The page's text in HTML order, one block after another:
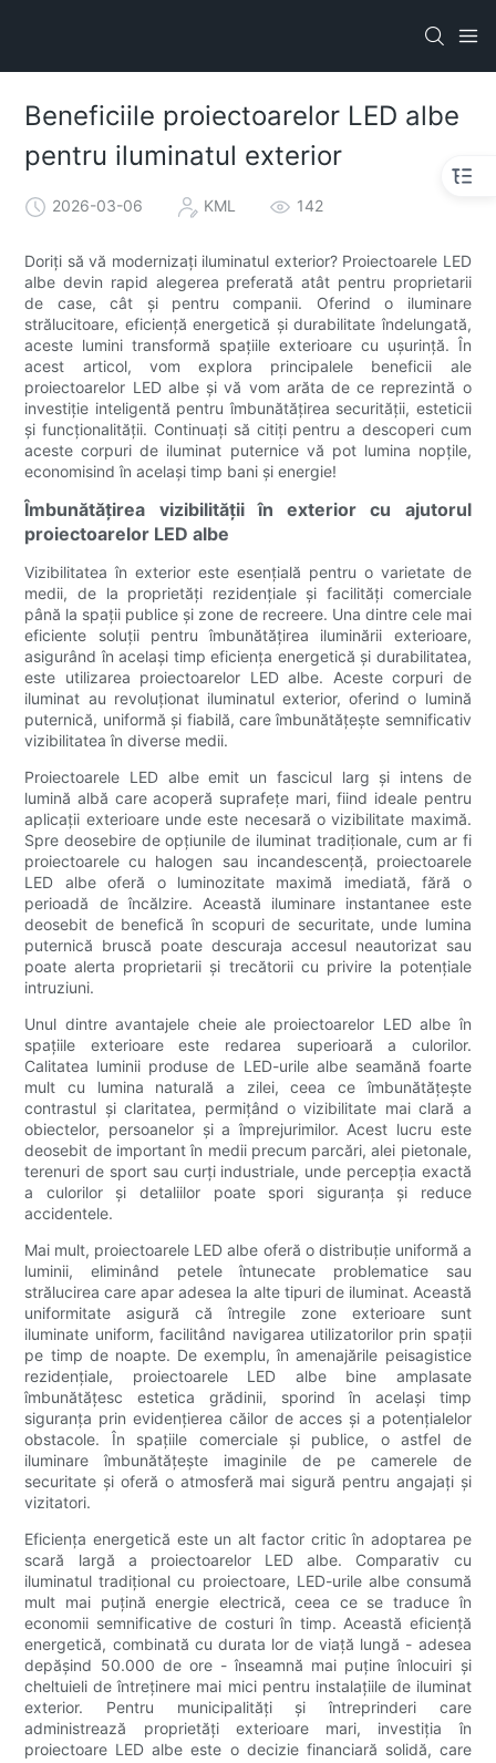
Beneficiile proiectoarelor LED albe
pentru iluminatul exterior
2026-03-06 KML 142
Doriți să vă modernizați iluminatul exterior? Proiectoarele LED
albe devin rapid alegerea preferată atât pentru proprietarii
de case, cât și pentru companii. Oferind o iluminare
strălucitoare, eficiență energetică și durabilitate îndelungată,
aceste lumini transformă spațiile exterioare cu ușurință. În
acest articol, vom explora principalele beneficii ale
proiectoarelor LED albe și vă vom arăta de ce reprezintă o
investiție inteligentă pentru îmbunătățirea securității, esteticii
și funcționalității. Continuați să citiți pentru a descoperi cum
aceste corpuri de iluminat puternice vă pot lumina nopțile,
economisind în același timp bani și energie!
Îmbunătățirea vizibilității în exterior cu ajutorul
proiectoarelor LED albe
Vizibilitatea în exterior este esențială pentru o varietate de
medii, de la proprietăți rezidențiale și facilități comerciale
până la spații publice și zone de recreere. Una dintre cele mai
eficiente soluții pentru îmbunătățirea iluminării exterioare,
asigurând în același timp eficiența energetică și durabilitatea,
este utilizarea proiectoarelor LED albe. Aceste corpuri de
iluminat au revoluționat iluminatul exterior, oferind o lumină
puternică, uniformă și fiabilă, care îmbunătățește semnificativ
vizibilitatea în diverse medii.
Proiectoarele LED albe emit un fascicul larg și intens de
lumină albă care acoperă suprafețe mari, fiind ideale pentru
aplicații exterioare unde este necesară o vizibilitate maximă.
Spre deosebire de opțiunile de iluminat tradiționale, cum ar fi
proiectoarele cu halogen sau incandescență, proiectoarele
LED albe oferă o luminozitate maximă imediată, fără o
perioadă de încălzire. Această iluminare instantanee este
deosebit de benefică în scopuri de securitate, unde lumina
puternică bruscă poate descuraja accesul neautorizat sau
poate alerta proprietarii și trecătorii cu privire la potențiale
intruziuni.
Unul dintre avantajele cheie ale proiectoarelor LED albe în
spațiile exterioare este redarea superioară a culorilor.
Calitatea luminii produse de LED-urile albe seamănă foarte
mult cu lumina naturală a zilei, ceea ce îmbunătățește
contrastul și claritatea, permițând o vizibilitate mai clară a
obiectelor, persoanelor și a împrejurimilor. Acest lucru este
deosebit de important în medii precum parcări, alei pietonale,
terenuri de sport sau curți industriale, unde percepția exactă
a culorilor și detaliilor poate spori siguranța și reduce
accidentele.
Mai mult, proiectoarele LED albe oferă o distribuție uniformă a
luminii, eliminând petele întunecate problematice sau
strălucirea care apar adesea la alte tipuri de iluminat. Această
uniformitate asigură că întregile zone exterioare sunt
iluminate uniform, facilitând navigarea utilizatorilor prin spații
pe timp de noapte. De exemplu, în amenajările peisagistice
rezidențiale, proiectoarele LED albe bine amplasate
îmbunătățesc estetica grădinii, sporind în același timp
siguranța prin evidențierea căilor de acces și a potențialelor
obstacole. În spațiile comerciale și publice, o astfel de
iluminare îmbunătățește imaginile de pe camerele de
securitate și oferă o atmosferă mai sigură pentru angajați și
vizitatori.
Eficiența energetică este un alt factor critic în adoptarea pe
scară largă a proiectoarelor LED albe. Comparativ cu
iluminatul tradițional cu proiectoare, LED-urile albe consumă
mult mai puțină energie electrică, ceea ce se traduce în
economii semnificative de costuri în timp. Această eficiență
energetică, combinată cu durata lor de viață lungă - adesea
depășind 50.000 de ore - înseamnă mai puține înlocuiri și
cheltuieli de întreținere mai mici pentru instalațiile de iluminat
exterior. Pentru municipalități și întreprinderi care
administrează proprietăți exterioare mari, investiția în
proiectoare LED albe este o decizie financiară solidă, care